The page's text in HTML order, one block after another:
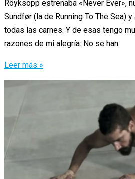
Röyksopp estrenaba «Never Ever»,
Sundfør (la de Running To The Sea)
todas las carnes. Y de esas tengo
razones de mi alegría: No se han
¡Röyksopp
vuelven!
Leer más »